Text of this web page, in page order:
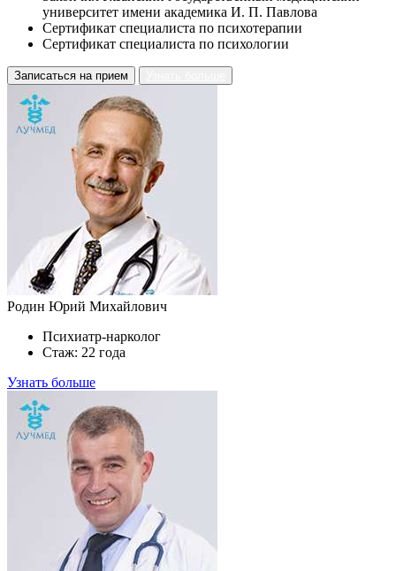
университет имени академика И. П. Павлова
Сертификат специалиста по психотерапии
Сертификат специалиста по психологии
Записаться на прием
Родин Юрий Михайлович
Психиатр-нарколог
Стаж: 22 года
Узнать больше